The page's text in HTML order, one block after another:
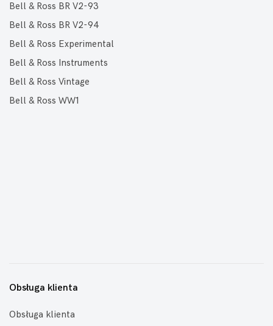
Bell & Ross BR V2-93
Bell & Ross BR V2-94
Bell & Ross Experimental
Bell & Ross Instruments
Bell & Ross Vintage
Bell & Ross WW1
Obsługa klienta
Obsługa klienta